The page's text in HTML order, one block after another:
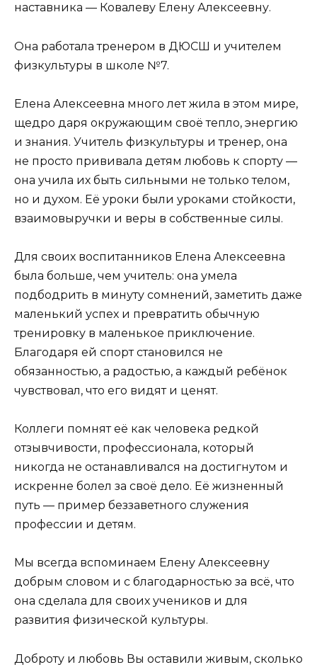
наставника — Ковалеву Елену Алексеевну.
Она работала тренером в ДЮСШ и учителем
физкультуры в школе №7.
Елена Алексеевна много лет жила в этом мире,
щедро даря окружающим своё тепло, энергию
и знания. Учитель физкультуры и тренер, она
не просто прививала детям любовь к спорту —
она учила их быть сильными не только телом,
но и духом. Её уроки были уроками стойкости,
взаимовыручки и веры в собственные силы.
Для своих воспитанников Елена Алексеевна
была больше, чем учитель: она умела
подбодрить в минуту сомнений, заметить даже
маленький успех и превратить обычную
тренировку в маленькое приключение.
Благодаря ей спорт становился не
обязанностью, а радостью, а каждый ребёнок
чувствовал, что его видят и ценят.
Коллеги помнят её как человека редкой
отзывчивости, профессионала, который
никогда не останавливался на достигнутом и
искренне болел за своё дело. Её жизненный
путь — пример беззаветного служения
профессии и детям.
Мы всегда вспоминаем Елену Алексеевну
добрым словом и с благодарностью за всё, что
она сделала для своих учеников и для
развития физической культуры.
Доброту и любовь Вы оставили живым, сколько